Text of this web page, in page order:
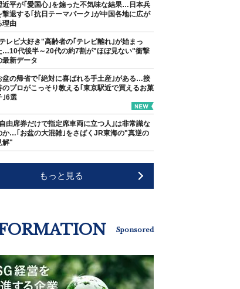
近平が｢愛国心｣を煽った不気味な結果…日本兵
撃退する｢抗日テーマパーク｣が中国各地に広が
理由
レビ大好き"高齢者の｢テレビ離れ｣が始まっ
…10代後半～20代の約7割が"ほぼ見ない"衝撃
最新データ
盆の帰省で｢絶対に喜ばれる手土産｣がある…接
のプロがこっそり教える｢東京駅近で買えるお菓
｣6選
由席券だけで指定席車両に立つ人｣は非常識な
か…｢お盆の大混雑｣をさばくJR東海の"真逆の
解"
もっと見る
Sponsored